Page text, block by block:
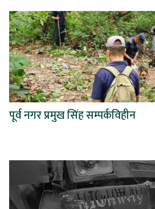
पूर्व नगर प्रमुख सिंह सम्पर्कविहीन